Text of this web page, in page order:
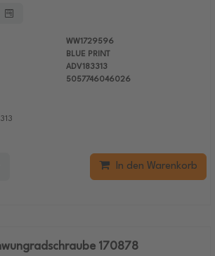
WW1729596
BLUE PRINT
ADV183313
5057746046026
In den Warenkorb
170878